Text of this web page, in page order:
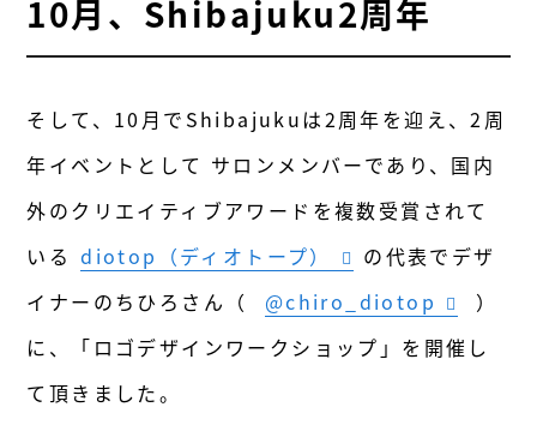
10月、Shibajuku2周年
そして、10月でShibajukuは2周年を迎え、2周
年イベントとして サロンメンバーであり、国内
外のクリエイティブアワードを複数受賞されて
いる diotop（ディオトープ）
の代表でデザ
イナーのちひろさん（
@chiro_diotop
）
に、「ロゴデザインワークショップ」を開催し
て頂きました。